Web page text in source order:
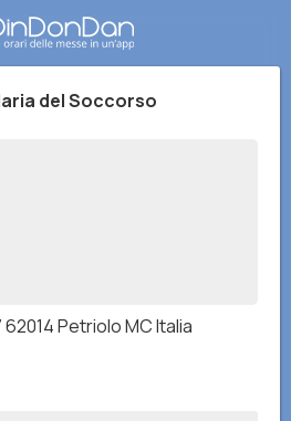
del Soccorso
Petriolo MC Italia